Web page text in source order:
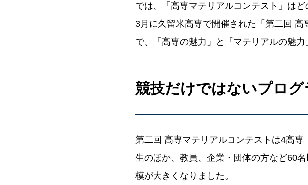
では、「高専マテリアルコンテスト」は
3月に久留米高専で開催された「第二回
で、「高専の魅力」と「マテリアルの魅力
競技だけではないプログ
第二回 高専マテリアルコンテストは4高
生のほか、教員、企業・団体の方など60
模が大きくなりました。